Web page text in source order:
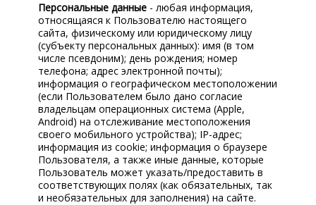
Персональные данные - любая информация,
относящаяся к Пользователю настоящего
сайта, физическому или юридическому лицу
(субъекту персональных данных): имя (в том
числе псевдоним); день рождения; номер
телефона; адрес электронной почты);
информация о географическом местоположении
(если Пользователем было дано согласие
владельцам операционных система (Apple,
Android) на отслеживание местоположения
своего мобильного устройства); IP-адрес;
информация из cookie; информация о браузере
Пользователя, а также иные данные, которые
Пользователь может указать/предоставить в
соответствующих полях (как обязательных, так
и необязательных для заполнения) на сайте.